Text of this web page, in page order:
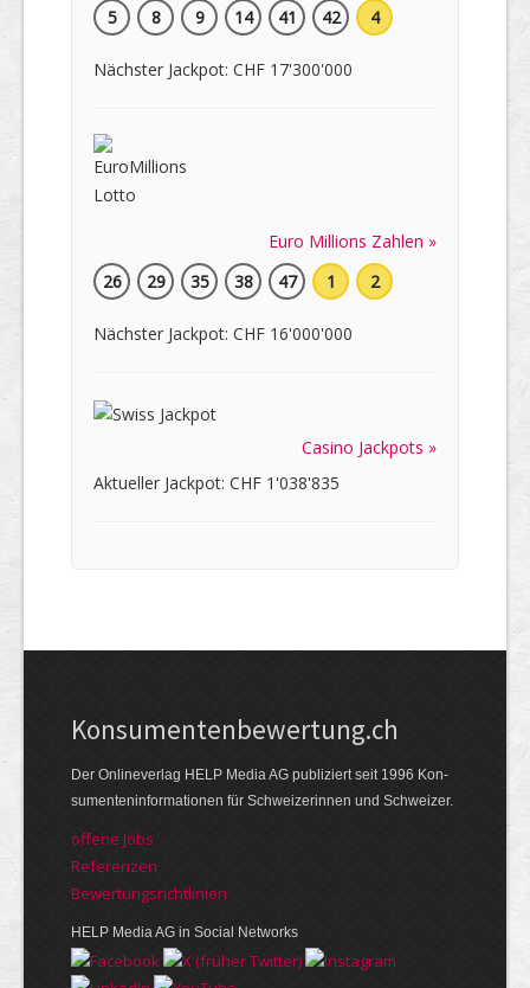
5 8 9 14 41 42 4
Nächster Jackpot: CHF 17'300'000
Euro Millions Zahlen »
26
29 35 38 47 1 2
Nächster Jackpot: CHF 16'000'000
Casino Jackpots »
Aktueller Jackpot: CHF 1'038'835
Kon­su­menten­be­wer­tung.ch
Der Online­verlag HELP Media AG publi­ziert seit 1996 Kon­
su­menten­infor­mationen für Schwei­zerinnen und Schweizer.
offene Jobs
Referenzen
Bewer­tungs­richt­linien
HELP Media AG in Social Networks